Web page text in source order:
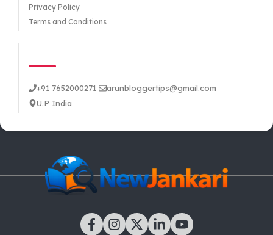
Privacy Policy
Terms and Conditions
+91 7652000271
arunbloggertips@gmail.com
U.P India